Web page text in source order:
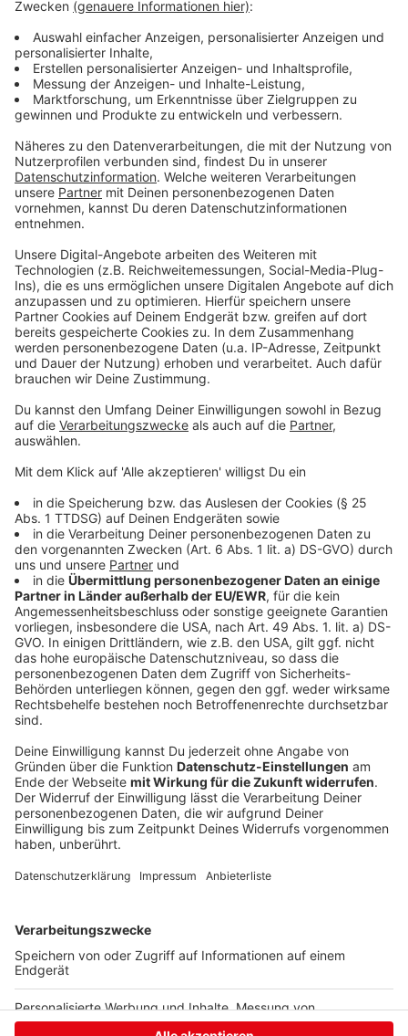
Einschätzung uneingeschränkt: „Thorsten hat in
Zusammenarbeit mit Sergen großen Anteil an der
unheimlich positiven Entwicklung bei Sportfreunde
Siegen. Er hat sich hier mit Haut und Haar für die
nächsten Jahre unseren Zielen verschrieben und wird
alles tun, um unsere Sportfreunde weiter nach vorne
zu bringen.“
Anzeige
Nehrbauer: Visionen, Ambitionen und
Bauchgefühl
Anzeige
Visionen verfolgen und „den Riesen wecken“ – das ist
auch das erklärte Ziel des Übungsleiters, der den
Verein nach schwierigen Jahren im Spätherbst 2023
übernahm und die Mannschaft nach einer furiosen
Rückrunde auf einen starken siebten Platz der
Oberliga führte, der letztlich zur Teilnahme am
vorgedrungen ist und auf ihren Gegner wartet –
berechtigte. „Sportfreunde Siegen und Thorsten
Nehrbauer, das matcht“, sagt der Übungsleiter bei der
Vertragsunterzeichnung. „Beide Seiten tun sich sehr
gut. Ich fühle mich im Siegerland und bei den
Sportfreunden sehr wohl.“ Der Verein und das Umfeld
sind Nehrbauer über die vergangenen 15 Monate ans
Herz gewachsen: „Die Leidenschaft der Fans ist
einmalig. Wir sehen und spüren die positive
Entwicklung jeden Tag. Ich habe ein sehr gutes
weiter das Vertrauen in die Umsetzung unserer
Visionen schenkt. Wir haben einiges vor und blicken
fokussiert nach vorne.“
Anzeige
Anzeige